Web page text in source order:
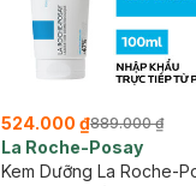
524.000 ₫889.000 ₫
La Roche-Posay
Kem Dưỡng La Roche-